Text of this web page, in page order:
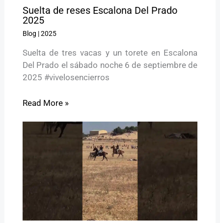
Suelta de reses Escalona Del Prado
2025
Blog |2025
Suelta de tres vacas y un torete en Escalona
Del Prado el sábado noche 6 de septiembre de
2025 #vivelosencierros
Read More »